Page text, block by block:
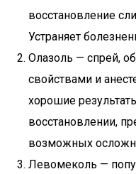
восстановление
Устраняет
Олазоль — спрей,
свойствами и
хорошие
восстановлении,
возможных
Левомеколь —